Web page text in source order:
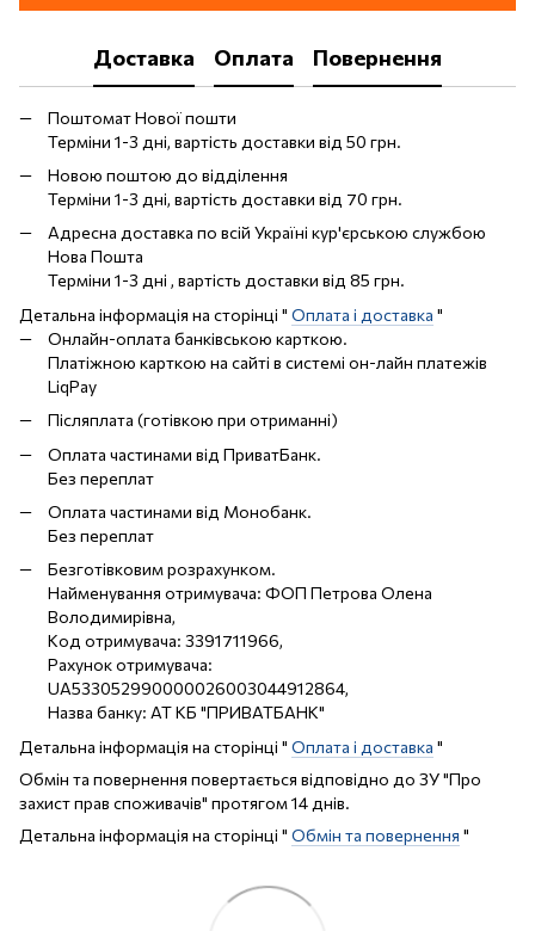
Доставка Оплата Повернення
Поштомат Нової пошти
Терміни 1-3 дні, вартість доставки від 50 грн.
Новою поштою до відділення
Терміни 1-3 дні, вартість доставки від 70 грн.
Адресна доставка по всій Україні кур'єрською службою
Нова Пошта
Терміни 1-3 дні , вартість доставки від 85 грн.
Детальна інформація на сторінці " Оплата і доставка "
Онлайн-оплата банківською карткою.
Платіжною карткою на сайті в системі он-лайн платежів
LiqPay
Післяплата (готівкою при отриманні)
Оплата частинами від ПриватБанк.
Без переплат
Оплата частинами від Монобанк.
Без переплат
Безготівковим розрахунком.
Найменування отримувача: ФОП Петрова Олена
Володимирівна,
Код отримувача: 3391711966,
Рахунок отримувача:
UA533052990000026003044912864,
Назва банку: АТ КБ "ПРИВАТБАНК"
Детальна інформація на сторінці " Оплата і доставка "
Обмін та повернення повертається відповідно до ЗУ "Про
захист прав споживачів" протягом 14 днів.
Детальна інформація на сторінці " Обмін та повернення "